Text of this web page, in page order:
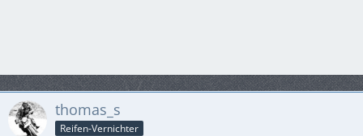
thomas_s
Reifen-Vernichter